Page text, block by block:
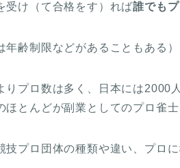
受け（て合格をす）れば誰でも
年齢制限などがあることもある）
りプロ数は多く、日本には2000
ほとんどが副業としてのプロ雀士
技プロ団体の種類や違い、プロ